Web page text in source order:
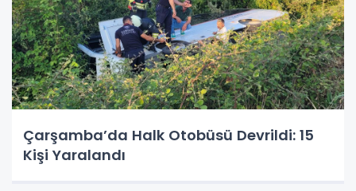
Çarşamba’da Halk Otobüsü Devrildi: 15
Kişi Yaralandı